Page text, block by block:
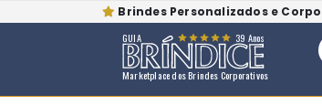
Brindes Personalizados e
Marketplace dos Brindes Corporativos
GUIA 39 Anos